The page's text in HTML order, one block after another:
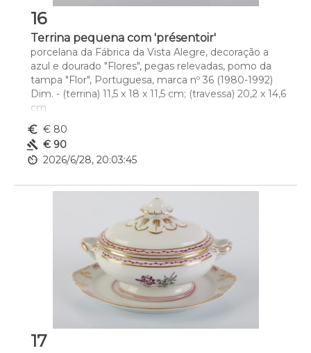
16
Terrina pequena com 'présentoir'
porcelana da Fábrica da Vista Alegre, decoração a
azul e dourado "Flores", pegas relevadas, pomo da
tampa "Flor", Portuguesa, marca nº 36 (1980-1992)
Dim. - (terrina) 11,5 x 18 x 11,5 cm; (travessa) 20,2 x 14,6
cm
euro_symbol € 80
gavel € 90
av_timer 2026/6/28, 20:03:45
17